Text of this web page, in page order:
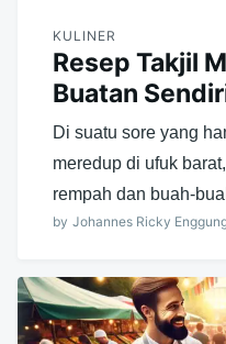
KULINER
Resep Takjil
Buatan
Di suatu sore yang
meredup di ufuk
rempah dan buah-
by Johannes Ricky